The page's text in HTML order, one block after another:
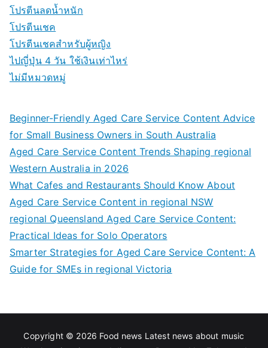
โปรตีนลดน้ำหนัก
โปรตีนเชค
โปรตีนเชคสำหรับผู้หญิง
ไปญี่ปุ่น 4 วัน ใช้เงินเท่าไหร่
ไม่มีหมวดหมู่
Beginner-Friendly Aged Care Service Content Advice
for Small Business Owners in South Australia
Aged Care Service Content Trends Shaping regional
Western Australia in 2026
What Cafes and Restaurants Should Know About
Aged Care Service Content in regional NSW
regional Queensland Aged Care Service Content:
Practical Ideas for Solo Operators
Smarter Strategies for Aged Care Service Content: A
Guide for SMEs in regional Victoria
Copyright © 2026 Food news Latest news about music